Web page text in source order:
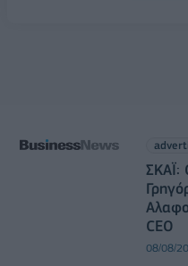
ΣΚΑΪ:
CEO
08/08/